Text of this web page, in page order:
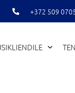
+372 509